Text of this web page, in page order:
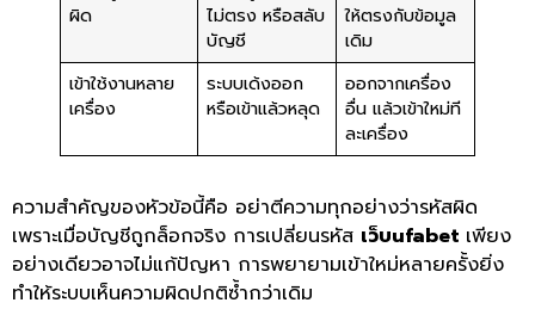
ผิด
ไม่ตรง หรือสลับ
บัญชี
ให้ตรงกับข้อมูล
เดิม
เข้าใช้งานหลาย
เครื่อง
ระบบเด้งออก
หรือเข้าแล้วหลุด
ออกจากเครื่อง
อื่น แล้วเข้าใหม่ที
ละเครื่อง
ความสำคัญของหัวข้อนี้คือ อย่าตีความทุกอย่างว่ารหัสผิด
เพราะเมื่อบัญชีถูกล็อกจริง การเปลี่ยนรหัส เว็บufabet เพียง
อย่างเดียวอาจไม่แก้ปัญหา การพยายามเข้าใหม่หลายครั้งยิ่ง
ทำให้ระบบเห็นความผิดปกติซ้ำกว่าเดิม